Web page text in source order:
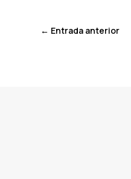
← Entrada anterior